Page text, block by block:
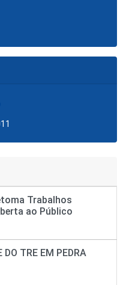
Trabalhos
ao Público
TRE EM PEDRA